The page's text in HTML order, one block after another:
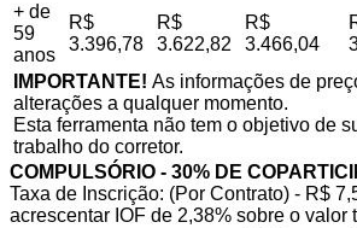
+ de
59
anos
R$
3.396,78
R$
3.622,82
R$
3.466,04
IMPORTANTE! As informações de
alterações a qualquer momento.
Esta ferramenta não tem o objetivo de
trabalho do corretor.
COMPULSÓRIO - 30% DE
Taxa de Inscrição: (Por Contrato) - R$
acrescentar IOF de 2,38% sobre o valor